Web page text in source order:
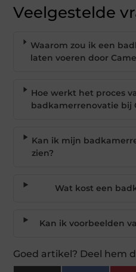
Veelgestelde
Waarom zou ik een
laten voeren door
Hoe werkt het proces
badkamerrenovatie bij
Kan ik mijn
zien?
Wat kost een
Kan ik voorbeelden
Goed artikel? Deel hem